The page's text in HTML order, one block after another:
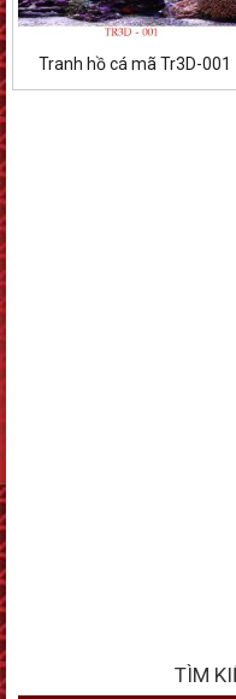
Tranh hồ cá mã Tr3D-001
TÌM